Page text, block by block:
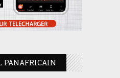
PANAFRICAIN